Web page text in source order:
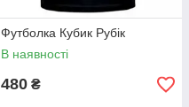
Футболка Кубик Рубік
В наявності
480 ₴